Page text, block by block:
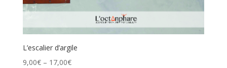
L’escalier d’argile
9,00€– 17,00€